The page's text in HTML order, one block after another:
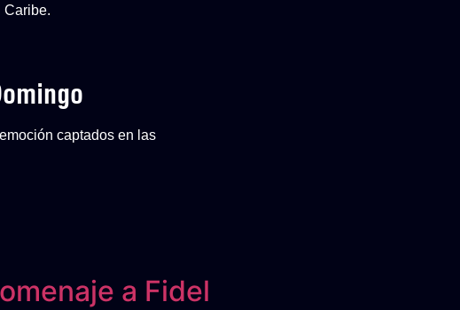
Caribe.
captados en las
a Fidel